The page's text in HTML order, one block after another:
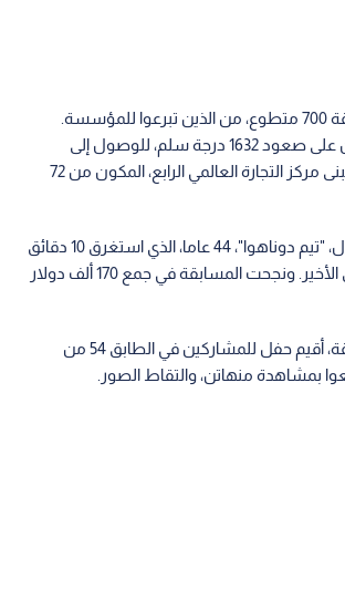
وشارك في المسابقة 700 متطوع، من الذين تبرعوا للمؤسسة.
وتسابق المشاركون على صعود 1632 درجة سلم، للوصول إلى
الطابق الأخير من مبنى مركز التجارة العالمي الرابع، المكون من 72
وحل في المركز الأول، "تيم دوناهوا"، 44 عاما، الذي استغرق 10 دقائق
للوصول إلى الطابق الأخير. ونجحت المسابقة في جمع 170 ألف دولار
وبعد انتهاء المسابقة، أقيم حفل للمشاركين في الطابق 54 من
بمشاهدة منهاتن، والتقاط الصور.